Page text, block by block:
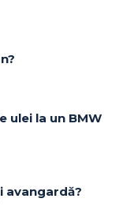
ulei la un BMW
avangardă?